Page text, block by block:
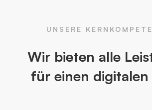
UNSERE
Wir bieten alle
für einen digitalen